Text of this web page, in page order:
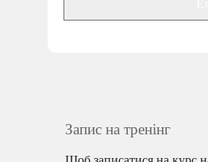
Запис на тренінг